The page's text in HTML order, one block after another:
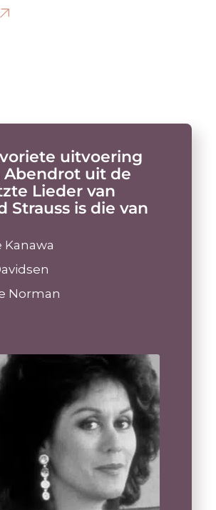
uitvoering
Abendrot uit de
Lieder van
Strauss is die van
Kanawa
Norman